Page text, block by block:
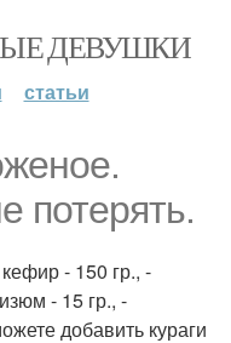
ДЕВУШКИ
статьи
потерять.
- 150 гр., -
- 15 гр., -
добавить кураги